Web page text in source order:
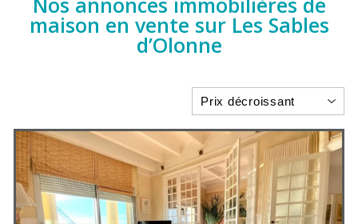
maison en vente sur Les Sables
d’Olonne